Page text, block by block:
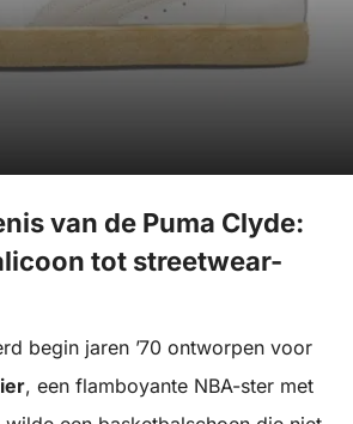
van de Puma Clyde:
tot streetwear-
begin jaren ’70 ontworpen voor
, een flamboyante NBA-ster met